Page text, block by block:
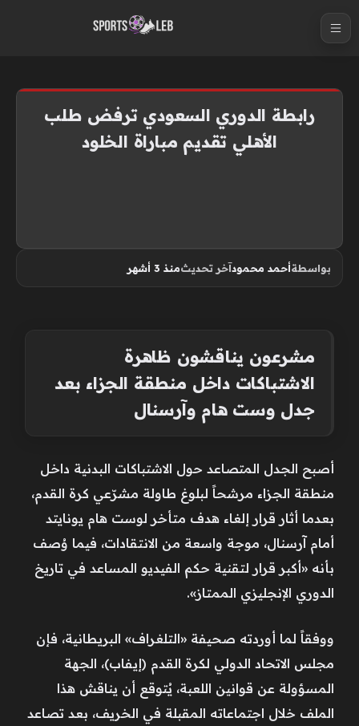
رابطة الدوري السعودي ترفض طلب
الأهلي تقديم مباراة الخلود
بواسطةأحمد محمودآخر تحديثمنذ 3 أشهر
مشرعون يناقشون ظاهرة
الاشتباكات داخل منطقة الجزاء بعد
جدل وست هام وآرسنال
أصبح الجدل المتصاعد حول الاشتباكات البدنية داخل
منطقة الجزاء مرشحاً لبلوغ طاولة مشرّعي كرة القدم،
بعدما أثار قرار إلغاء هدف متأخر لوست هام يونايتد
أمام آرسنال، موجة واسعة من الانتقادات، فيما وُصف
بأنه «أكبر قرار لتقنية حكم الفيديو المساعد في تاريخ
الدوري الإنجليزي الممتاز».
ووفقاً لما أوردته صحيفة «التلغراف» البريطانية، فإن
مجلس الاتحاد الدولي لكرة القدم (إيفاب)، الجهة
المسؤولة عن قوانين اللعبة، يُتوقع أن يناقش هذا
الملف خلال اجتماعاته المقبلة في الخريف، بعد تصاعد